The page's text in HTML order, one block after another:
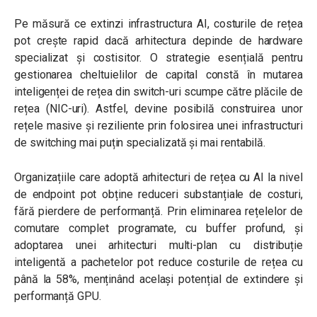
Pe măsură ce extinzi infrastructura AI, costurile de rețea
pot crește rapid dacă arhitectura depinde de hardware
specializat și costisitor. O strategie esențială pentru
gestionarea cheltuielilor de capital constă în mutarea
inteligenței de rețea din switch-uri scumpe către plăcile de
rețea (NIC-uri). Astfel, devine posibilă construirea unor
rețele masive și reziliente prin folosirea unei infrastructuri
de switching mai puțin specializată și mai rentabilă.
Organizațiile care adoptă arhitecturi de rețea cu AI la nivel
de endpoint pot obține reduceri substanțiale de costuri,
fără pierdere de performanță. Prin eliminarea rețelelor de
comutare complet programate, cu buffer profund, și
adoptarea unei arhitecturi multi-plan cu distribuție
inteligentă a pachetelor pot reduce costurile de rețea cu
până la 58%, menținând același potențial de extindere și
performanță GPU.